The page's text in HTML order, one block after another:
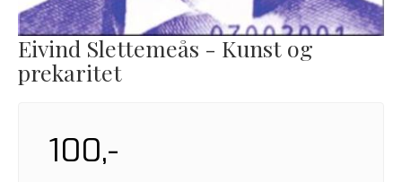
Eivind Slettemeås - Kunst og
prekaritet
100,-